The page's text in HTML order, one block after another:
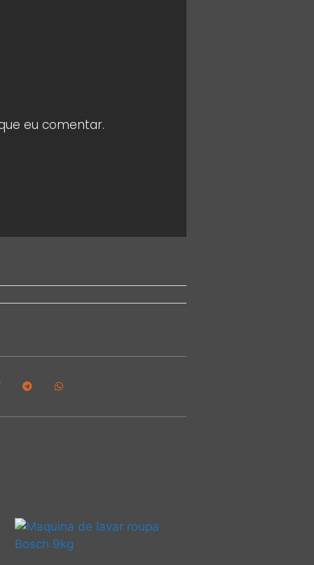
eu comentar.